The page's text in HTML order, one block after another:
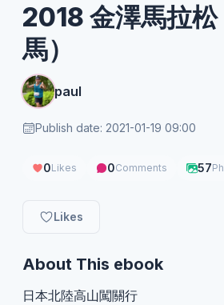
2018 金澤馬拉松
馬）
paul
Publish date: 2021-01-19 09:00
0Likes 0Comments 57
Likes
About This ebook
日本北陸高山闖關行